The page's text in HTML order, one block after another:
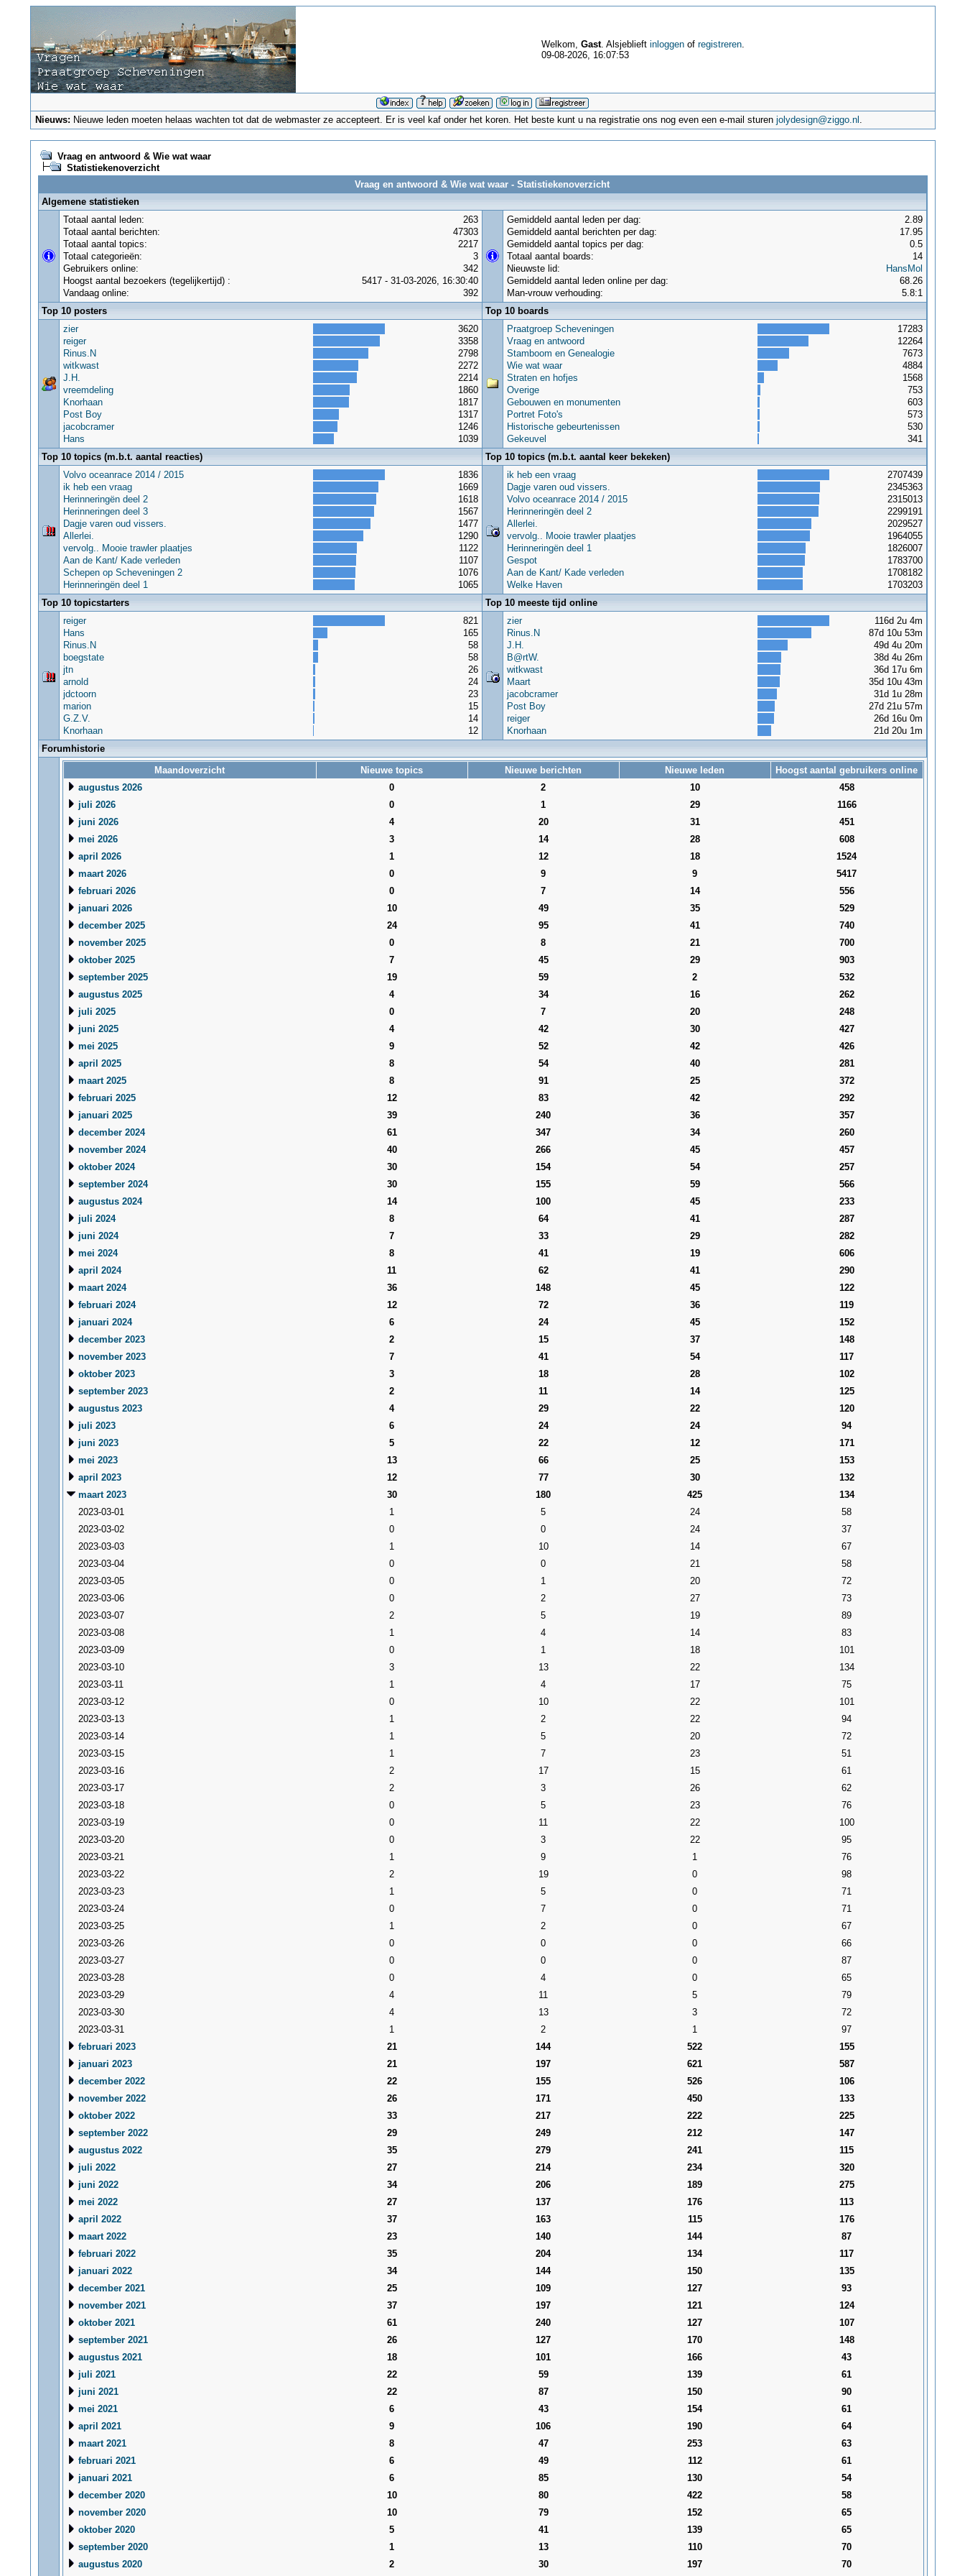
Welkom, Gast. Alsjeblieft inloggenof registreren.
09-08-2026, 16:07:53
Nieuws: Nieuwe leden moeten helaas wachten tot dat de webmaster ze accepteert. Er is veel kaf onder het koren. Het beste kunt u na registratie ons nog even een e-mail sturenjolydesign@ziggo.nl .
Vraag en antwoord & Wie wat waar
Statistiekenoverzicht
Vraag en antwoord & Wie wat waar - Statistiekenoverzicht
Algemene statistieken
Totaal aantal leden:
263
Totaal aantal berichten:
47303
Totaal aantal topics:
2217
Totaal categorieën:
3
Gebruikers online:
342
Hoogst aantal bezoekers (tegelijkertijd) :
5417 - 31-03-2026, 16:30:40
Vandaag online:
392
Gemiddeld aantal leden per dag:
2.89
Gemiddeld aantal berichten per dag:
17.95
Gemiddeld aantal topics per dag:
0.5
Totaal aantal boards:
14
Nieuwste lid:
HansMol
Gemiddeld aantal leden online per dag:
68.26
Man-vrouw verhouding:
5.8:1
Top 10 posters
Top 10 boards
zier
3620
reiger
3358
Rinus.N
2798
witkwast
2272
J.H.
2214
vreemdeling
1860
Knorhaan
1817
Post Boy
1317
jacobcramer
1246
Hans
1039
Praatgroep Scheveningen
17283
Vraag en antwoord
12264
Stamboom en Genealogie
7673
Wie wat waar
4884
Straten en hofjes
1568
Overige
753
Gebouwen en monumenten
603
Portret Foto's
573
Historische gebeurtenissen
530
Gekeuvel
341
Top 10 topics (m.b.t. aantal reacties)
Top 10 topics (m.b.t. aantal keer bekeken)
Volvo oceanrace 2014 / 2015
1836
ik heb een vraag
1669
Herinneringën deel 2
1618
Herinneringen deel 3
1567
Dagje varen oud vissers.
1477
Allerlei.
1290
vervolg.. Mooie trawler plaatjes
1122
Aan de Kant/ Kade verleden
1107
Schepen op Scheveningen 2
1076
Herinneringën deel 1
1065
ik heb een vraag
2707439
Dagje varen oud vissers.
2345363
Volvo oceanrace 2014 / 2015
2315013
Herinneringën deel 2
2299191
Allerlei.
2029527
vervolg.. Mooie trawler plaatjes
1964055
Herinneringën deel 1
1826007
Gespot
1783700
Aan de Kant/ Kade verleden
1708182
Welke Haven
1703203
Top 10 topicstarters
Top 10 meeste tijd online
reiger
821
Hans
165
Rinus.N
58
boegstate
58
jtn
26
arnold
24
jdctoorn
23
marion
15
G.Z.V.
14
Knorhaan
12
zier
116d 2u 4m
Rinus.N
87d 10u 53m
J.H.
49d 4u 20m
B@rtW.
38d 4u 26m
witkwast
36d 17u 6m
Maart
35d 10u 43m
jacobcramer
31d 1u 28m
Post Boy
27d 21u 57m
reiger
26d 16u 0m
Knorhaan
21d 20u 1m
Forumhistorie
Maandoverzicht
Nieuwe topics Nieuwe berichten Nieuwe leden
Hoogst aantal gebruikers online
augustus 2026
0 2 10
458
juli 2026
0 1 29
1166
juni 2026
4 20 31
451
mei 2026
3 14 28
608
april 2026
1 12 18
1524
maart 2026
0 9 9
5417
februari 2026
0 7 14
556
januari 2026
10 49 35
529
december 2025
24 95 41
740
november 2025
0 8 21
700
oktober 2025
7 45 29
903
september 2025
19 59 2
532
augustus 2025
4 34 16
262
juli 2025
0 7 20
248
juni 2025
4 42 30
427
mei 2025
9 52 42
426
april 2025
8 54 40
281
maart 2025
8 91 25
372
februari 2025
12 83 42
292
januari 2025
39 240 36
357
december 2024
61 347 34
260
november 2024
40 266 45
457
oktober 2024
30 154 54
257
september 2024
30 155 59
566
augustus 2024
14 100 45
233
juli 2024
8 64 41
287
juni 2024
7 33 29
282
mei 2024
8 41 19
606
april 2024
11 62 41
290
maart 2024
36 148 45
122
februari 2024
12 72 36
119
januari 2024
6 24 45
152
december 2023
2 15 37
148
november 2023
7 41 54
117
oktober 2023
3 18 28
102
september 2023
2 11 14
125
augustus 2023
4 29 22
120
juli 2023
6 24 24
94
juni 2023
5 22 12
171
mei 2023
13 66 25
153
april 2023
12 77 30
132
maart 2023
30 180 425
134
2023-03-01
1 5 24
58
2023-03-02
0 0 24
37
2023-03-03
1 10 14
67
2023-03-04
0 0 21
58
2023-03-05
0 1 20
72
2023-03-06
0 2 27
73
2023-03-07
2 5 19
89
2023-03-08
1 4 14
83
2023-03-09
0 1 18
101
2023-03-10
3 13 22
134
2023-03-11
1 4 17
75
2023-03-12
0 10 22
101
2023-03-13
1 2 22
94
2023-03-14
1 5 20
72
2023-03-15
1 7 23
51
2023-03-16
2 17 15
61
2023-03-17
2 3 26
62
2023-03-18
0 5 23
76
2023-03-19
0 11 22
100
2023-03-20
0 3 22
95
2023-03-21
1 9 1
76
2023-03-22
2 19 0
98
2023-03-23
1 5 0
71
2023-03-24
0 7 0
71
2023-03-25
1 2 0
67
2023-03-26
0 0 0
66
2023-03-27
0 0 0
87
2023-03-28
0 4 0
65
2023-03-29
4 11 5
79
2023-03-30
4 13 3
72
2023-03-31
1 2 1
97
februari 2023
21 144 522
155
januari 2023
21 197 621
587
december 2022
22 155 526
106
november 2022
26 171 450
133
oktober 2022
33 217 222
225
september 2022
29 249 212
147
augustus 2022
35 279 241
115
juli 2022
27 214 234
320
juni 2022
34 206 189
275
mei 2022
27 137 176
113
april 2022
37 163 115
176
maart 2022
23 140 144
87
februari 2022
35 204 134
117
januari 2022
34 144 150
135
december 2021
25 109 127
93
november 2021
37 197 121
124
oktober 2021
61 240 127
107
september 2021
26 127 170
148
augustus 2021
18 101 166
43
juli 2021
22 59 139
61
juni 2021
22 87 150
90
mei 2021
6 43 154
61
april 2021
9 106 190
64
maart 2021
8 47 253
63
februari 2021
6 49 112
61
januari 2021
6 85 130
54
december 2020
10 80 422
58
november 2020
10 79 152
65
oktober 2020
5 41 139
65
september 2020
1 13 110
70
augustus 2020
2 30 197 70